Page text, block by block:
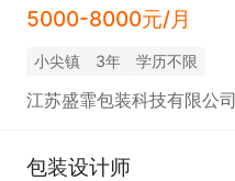
5000-8000元/月
小尖镇 3年 学历不限
江苏盛霏包装科技有限公司
包装设计师